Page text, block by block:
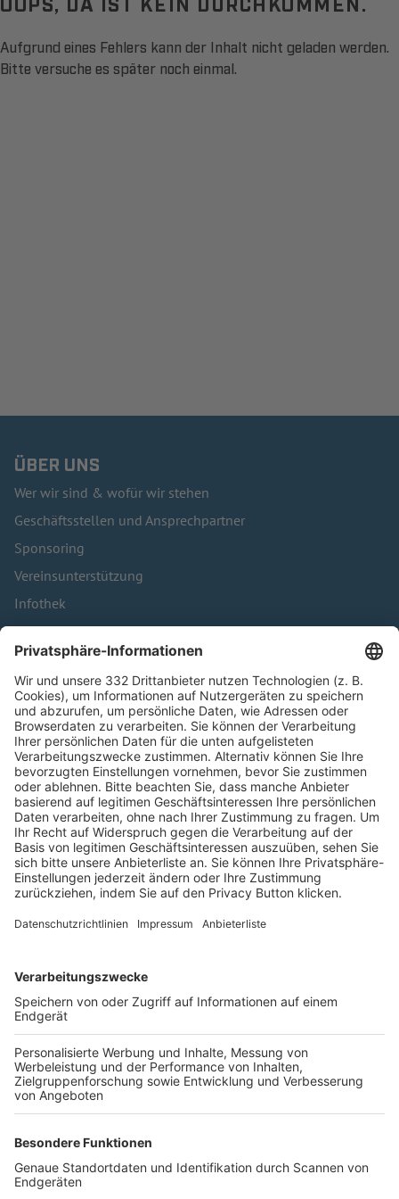
Aufgrund eines Fehlers kann der Inhalt nicht geladen werden.
Bitte versuche es später noch einmal.
ÜBER UNS
Wer wir sind & wofür wir stehen
Geschäftsstellen und Ansprechpartner
Sponsoring
Vereinsunterstützung
Infothek
Kontakt
HÄUFIG BESUCHTE SEITEN
Pässe und Vereinswechsel
Trainerausbildung
Schulungsangebot Vereinsmitarbeiter
BFV-Geschäftsstellen
Trainerbörse
Login SpielPlus
FOLGE DEM BFV
TOP-VEREINE
TOP-PARTNER